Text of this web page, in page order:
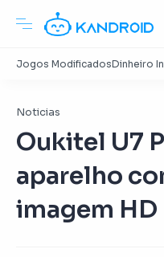
Noticias
Oukitel U7
aparelho
imagem HD